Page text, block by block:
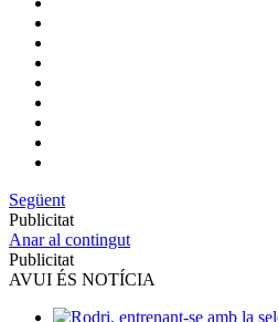
Següent
Publicitat
Anar al contingut
Publicitat
AVUI ÉS NOTÍCIA